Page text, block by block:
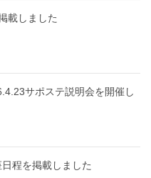
載しました
サポステ説明会を開催し
程を掲載しました